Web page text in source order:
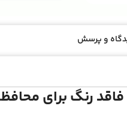
و پرسش
رنگ برای